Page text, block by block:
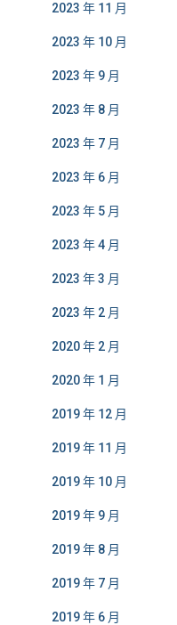
2023 年 11 月
2023 年 10 月
2023 年 9 月
2023 年 8 月
2023 年 7 月
2023 年 6 月
2023 年 5 月
2023 年 4 月
2023 年 3 月
2023 年 2 月
2020 年 2 月
2020 年 1 月
2019 年 12 月
2019 年 11 月
2019 年 10 月
2019 年 9 月
2019 年 8 月
2019 年 7 月
2019 年 6 月